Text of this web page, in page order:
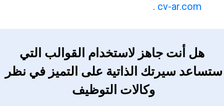
cv-ar.com
.
هل أنت جاهز لاستخدام القوالب التي
ستساعد سيرتك الذاتية على التميز في نظر
وكالات التوظيف